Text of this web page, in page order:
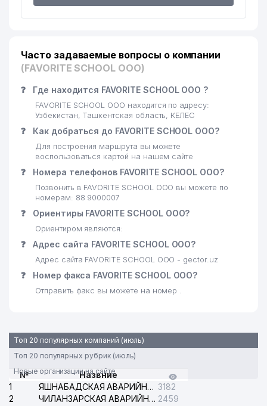
Часто задаваемые вопросы о компании
(FAVORITE SCHOOL ООО)
❓ Где находится FAVORITE SCHOOL ООО ?
FAVORITE SCHOOL ООО находится по адресу:
Узбекистан, Ташкентская область, КЕЛЕС
❓ Как добраться до FAVORITE SCHOOL ООО?
Для построения маршрута вы можете
воспользоваться картой на нашем сайте
❓ Номера телефонов FAVORITE SCHOOL ООО?
Позвонить в FAVORITE SCHOOL ООО вы можете по
номерам: 88 9000007
❓ Ориентиры FAVORITE SCHOOL ООО?
Ориентиром являются:
❓ Адрес сайта FAVORITE SCHOOL ООО?
Адрес сайта FAVORITE SCHOOL ООО - gector.uz
❓ Номер факса FAVORITE SCHOOL ООО?
Отправить факс вы можете на номер .
Топ 20 популярных компаний (июль)
Топ 20 популярных рубрик (июль)
Новые организации на сайте
№
Назвние
1
ЯШНАБАДСКАЯ АВАРИЙНАЯ СЛУЖБА ЭЛЕКТРОСЕТИ 3182
2
ЧИЛАНЗАРСКАЯ АВАРИЙНАЯ СЛУЖБА ЭЛЕКТРОСЕТИ 2459